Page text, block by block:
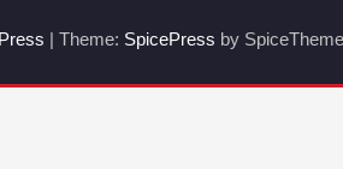
| Theme: SpicePress by